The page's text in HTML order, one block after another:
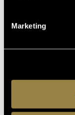
Marketing